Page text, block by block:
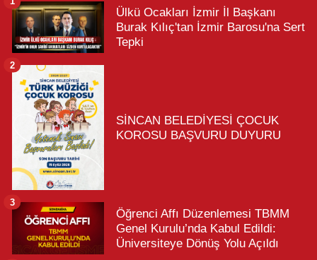
Ülkü Ocakları İzmir İl Başkanı
Burak Kılıç'tan İzmir Barosu'na Sert
Tepki
SİNCAN BELEDİYESİ ÇOCUK
KOROSU BAŞVURU DUYURU
2
Öğrenci Affı Düzenlemesi TBMM
Genel Kurulu’nda Kabul Edildi:
Üniversiteye Dönüş Yolu Açıldı
3